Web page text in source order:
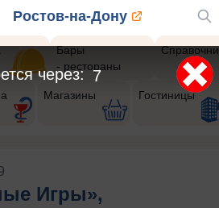
Ростов-на-Дону
Бары
- рестораны
Магазины Гостиницы
Игры»,
5
через: